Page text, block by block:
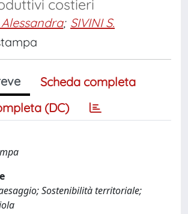
costieri
Alessandra; SIVINI S.
Scheda completa
(DC)
Sostenibilità territoriale;